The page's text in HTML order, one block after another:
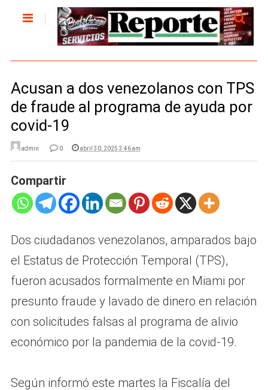
Acusan a dos venezolanos con TPS
de fraude al programa de ayuda por
covid-19
admin 0 abril 30, 2025 3:46 am
Compartir
Dos ciudadanos venezolanos, amparados bajo
el Estatus de Protección Temporal (TPS),
fueron acusados formalmente en Miami por
presunto fraude y lavado de dinero en relación
con solicitudes falsas al programa de alivio
económico por la pandemia de la covid-19.
Según informó este martes la Fiscalía del